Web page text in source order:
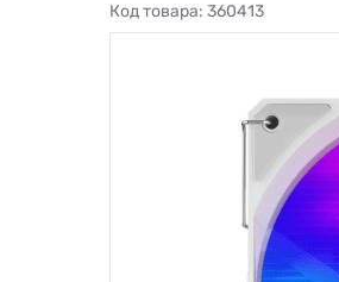
Код товара: 360413